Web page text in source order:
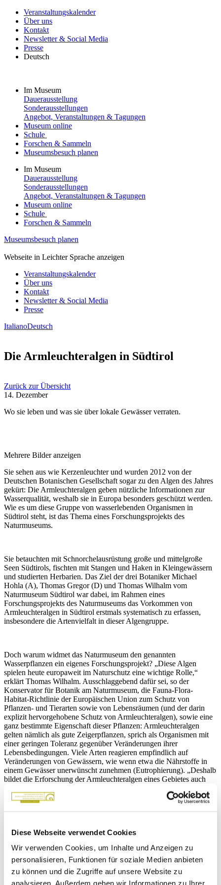
Diese Webseite verwendet Cookies
Wir verwenden Cookies, um Inhalte und Anzeigen zu
personalisieren, Funktionen für soziale Medien anbieten
zu können und die Zugriffe auf unsere Website zu
analysieren. Außerdem geben wir Informationen zu Ihrer
Veranstaltungskalender
Über uns
Kontakt
Newsletter & Social Media
Presse
Deutsch
Im Museum
Dauerausstellung
Sonderausstellungen
Angebot, Veranstaltungen & Tagungen
Museum online
Schule
Forschen & Sammeln
Museumsbesuch planen
Im Museum
Dauerausstellung
Sonderausstellungen
Angebot, Veranstaltungen & Tagungen
Museum online
Schule
Forschen & Sammeln
Museumsbesuch planen
Webseite in Leichter Sprache anzeigen
Veranstaltungskalender
Über uns
Kontakt
Newsletter & Social Media
Presse
ItalianoDeutsch
Die Armleuchteralgen in Südtirol
Zurück zur Übersicht
14. Dezember
Wo sie leben und was sie über lokale Gewässer verraten.
Mehrere Bilder anzeigen
Sie sehen aus wie Kerzenleuchter und wurden 2012 von der
Deutschen Botanischen Gesellschaft sogar zu den Algen des Jahres
gekürt: Die Armleuchteralgen geben nützliche Informationen zur
Wasserqualität, weshalb sie in Europa besonders geschützt werden.
Wie es um diese Gruppe von wasserlebenden Organismen in
Südtirol steht, ist das Thema eines Forschungsprojekts des
Naturmuseums.
Sie betauchten mit Schnorchelausrüstung große und mittelgroße
Seen Südtirols, fischten mit Stangen und Haken in Kleingewässern
und studierten Herbarien. Das Ziel der drei Botaniker Michael
Hohla (A), Thomas Gregor (D) und Thomas Wilhalm vom
Naturmuseum Südtirol war dabei, im Rahmen eines
Forschungsprojekts des Naturmuseums das Vorkommen von
Armleuchteralgen in Südtirol erstmals systematisch zu erfassen,
insbesondere die Artenvielfalt in dieser Algengruppe.
Doch warum widmet das Naturmuseum den genannten
Wasserpflanzen ein eigenes Forschungsprojekt? „Diese Algen
spielen heute europaweit im Naturschutz eine wichtige Rolle,“
erklärt Thomas Wilhalm. Ausschlaggebend dafür sei, so der
Konservator für Botanik am Naturmuseum, die Fauna-Flora-
Habitat-Richtlinie der Europäischen Union zum Schutz von
Pflanzen- und Tierarten sowie von Lebensräumen (und der darin
explizit hervorgehobene Schutz von Armleuchteralgen), sowie eine
ganz bestimmte Eigenschaft dieser Pflanzen: Armleuchteralgen
gelten nämlich als gute Zeigerpflanzen, sprich als Organismen mit
einer geringen Toleranz gegenüber Veränderungen ihrer
Lebensbedingungen. Viele Arten reagieren empfindlich auf
Veränderungen von Gewässern, wie wenn etwa die Nährstoffe in
einem Gewässer unerwünscht zunehmen (Eutrophierung). „Deshalb
bildet die Erforschung der Armleuchteralgen eines Gebietes auch
Zustands von Gewässern,“ meint Wilhalm.
Die Ergebnisse des Forschungsprojekts
Im Zuge des kürzlich abgeschlossenen Forschungsprojekts „Die
Armleuchteralgen (Characeae) Südtirols“ fanden die Experten 15
Arten dieser Algengruppe in Südtirol. Analysiert wurden dabei die